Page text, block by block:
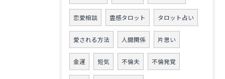
恋愛相談 霊感タロット タロット占い
愛される方法 人間関係 片思い
金運 短気 不倫夫 不倫発覚